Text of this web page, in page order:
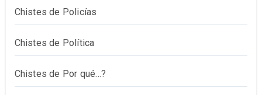
Chistes de Policías
Chistes de Política
Chistes de Por qué…?